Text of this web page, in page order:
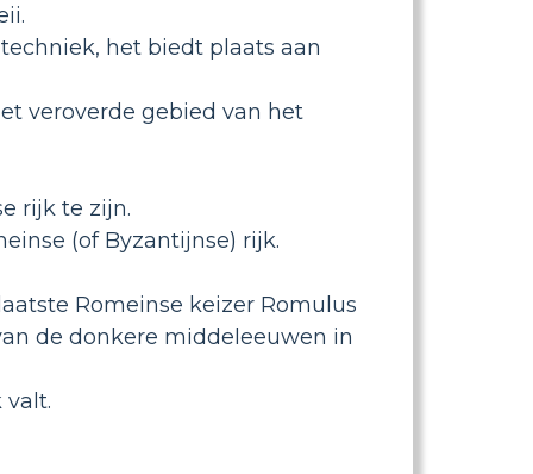
het biedt plaats aan
veroverde gebied van het
rijk te zijn.
(of Byzantijnse) rijk.
Romeinse keizer Romulus
de donkere middeleeuwen in
valt.